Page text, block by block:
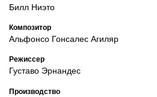
Билл Ниэто
Композитор
Альфонсо Гонсалес Агиляр
Режиссер
Густаво Эрнандес
Производство